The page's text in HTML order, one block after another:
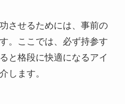
させるためには、事前の
。ここでは、必ず持参す
と格段に快適になるアイ
します。